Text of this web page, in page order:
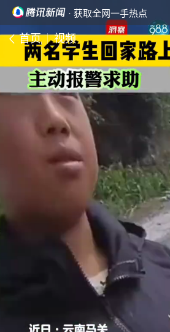
· 获取全网一手热点
首页 视频